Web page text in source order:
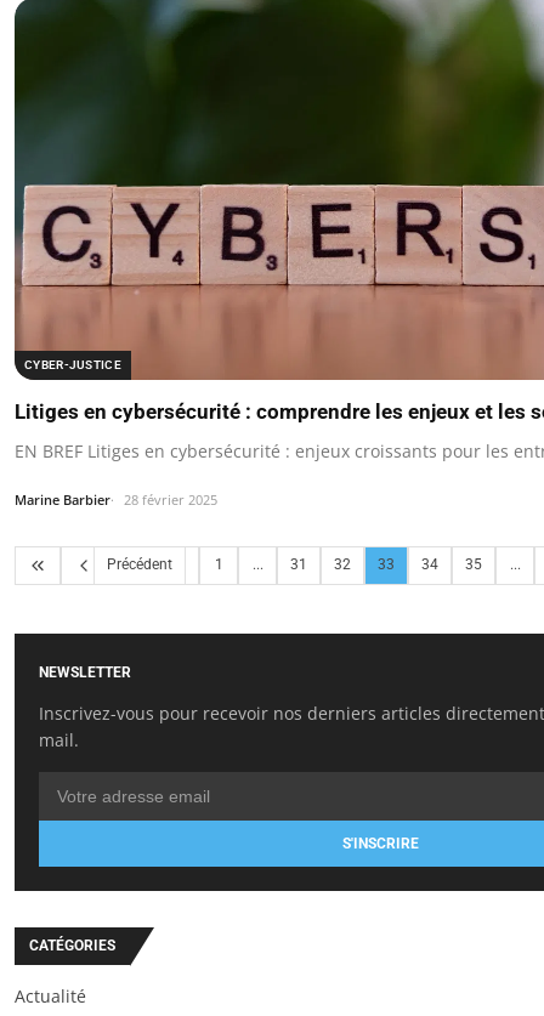
CYBER-JUSTICE
Litiges en cybersécurité : comprendre les enjeux et les
EN BREF Litiges en cybersécurité : enjeux croissants pour les
Marine Barbier 28 février 2025
Précédent 1 ... 31 32 33 34 35 ...
NEWSLETTER
Inscrivez-vous pour recevoir nos derniers articles
mail.
S'INSCRIRE
CATÉGORIES
Actualité